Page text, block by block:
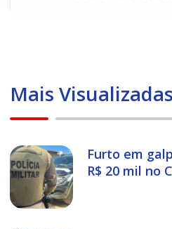
Mais Visualizadas
Furto em
R$ 20 mil no